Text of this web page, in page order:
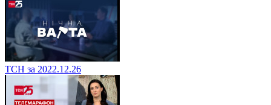
ТСН за 2022.12.26